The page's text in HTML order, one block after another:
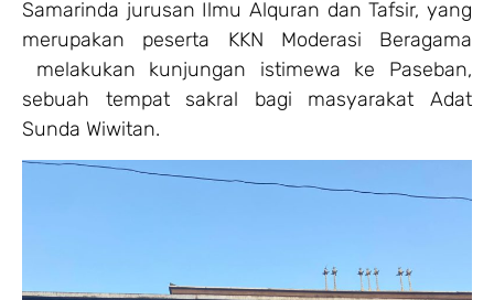
Samarinda jurusan Ilmu Alquran dan Tafsir, yang
merupakan peserta KKN Moderasi Beragama
melakukan kunjungan istimewa ke Paseban,
sebuah tempat sakral bagi masyarakat Adat
Sunda Wiwitan.